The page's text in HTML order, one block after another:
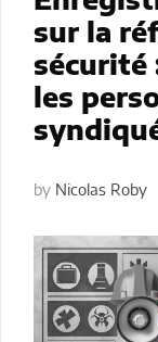
sur la
sécurité
les
by Nicolas Roby